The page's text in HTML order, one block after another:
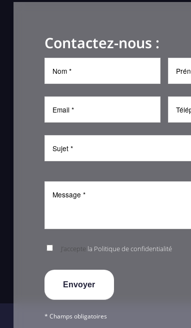
Contactez-nous :
J’accepte la Politique de confidentialité
* Champs obligatoires